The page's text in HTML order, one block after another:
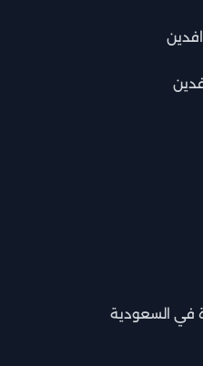
في السعودية